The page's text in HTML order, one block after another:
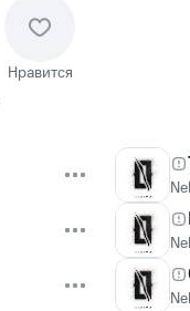
Нравится